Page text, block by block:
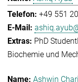
+49 551
PhD Student
Biochemie und
Ashwin Chari